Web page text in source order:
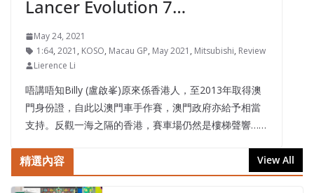
Lancer Evolution 7…
May 24, 2021
1:64, 2021 , KOSO, Macau GP, May 2021 , Mitsubishi, Review
Lierence Li
唔講唔知Billy (盧啟峯)原來係香港人，至2013年取得澳
門身份證，自此以澳門車手作賽，澳門政府亦給予相當
支持。反觀一海之隔的香港，賽車場仍然是樓梯聲響……
精選內容 View All